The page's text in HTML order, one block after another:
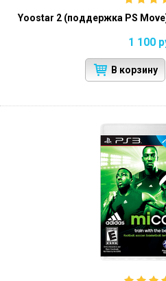
Yoostar 2 (поддержка PS
1 100
В корзину